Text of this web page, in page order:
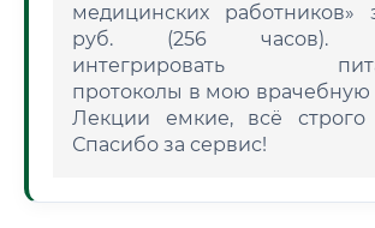
медицинских работников»
руб. (256 часов).
интегрировать
протоколы в мою врачебную
Лекции емкие, всё строго
Спасибо за сервис!